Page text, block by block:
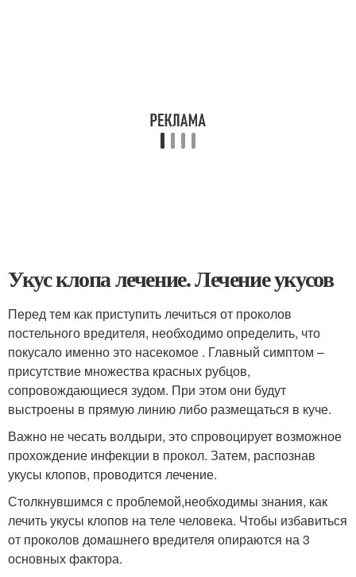
Укус клопа лечение. Лечение укусов
Перед тем как приступить лечиться от проколов
постельного вредителя, необходимо определить, что
покусало именно это насекомое . Главный симптом –
присутствие множества красных рубцов,
сопровождающиеся зудом. При этом они будут
выстроены в прямую линию либо размещаться в куче.
Важно не чесать волдыри, это спровоцирует возможное
прохождение инфекции в прокол. Затем, распознав
укусы клопов, проводится лечение.
Столкнувшимся с проблемой,необходимы знания, как
лечить укусы клопов на теле человека. Чтобы избавиться
от проколов домашнего вредителя опираются на 3
основных фактора.